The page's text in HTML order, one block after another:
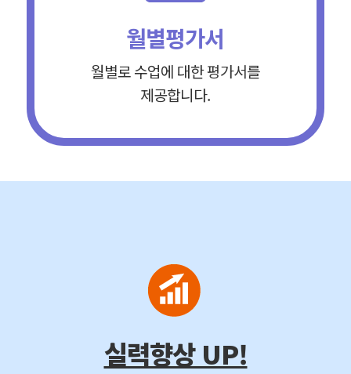
월별평가서
월별로 수업에 대한 평가서를
제공합니다.
실력향상 UP!